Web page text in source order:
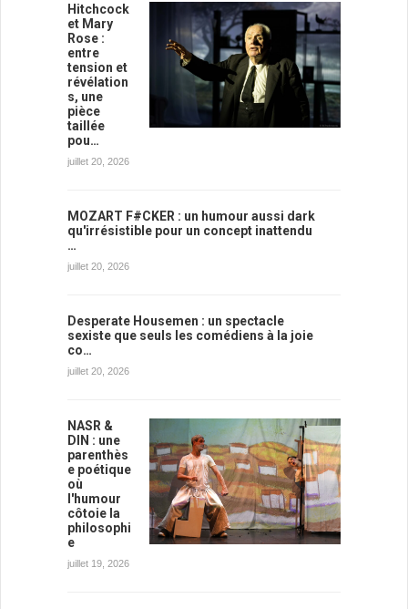
Hitchcock
et Mary
Rose :
entre
tension et
révélation
s, une
pièce
taillée
pou…
juillet 20, 2026
MOZART F#CKER : un humour aussi dark
qu'irrésistible pour un concept inattendu
…
juillet 20, 2026
Desperate Housemen : un spectacle
sexiste que seuls les comédiens à la joie
co…
juillet 20, 2026
NASR &
DIN : une
parenthès
e poétique
où
l'humour
côtoie la
philosophi
e
juillet 19, 2026